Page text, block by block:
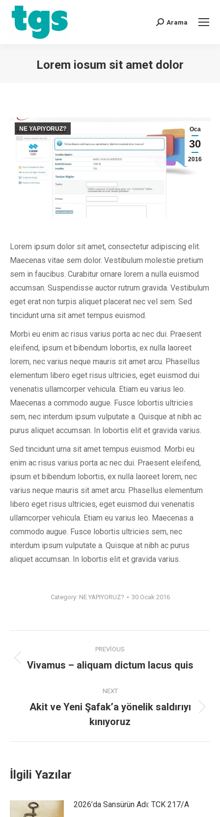
Arama
Lorem iosum sit amet dolor
Oca
30
2016
NE YAPIYORUZ?
Lorem ipsum dolor sit amet, consectetur adipiscing elit.
Maecenas vitae sem dolor. Vestibulum molestie pretium
sem in faucibus. Curabitur ornare lorem a nulla euismod
accumsan. Suspendisse auctor rutrum gravida. Vestibulum
eget erat non turpis aliquet placerat nec vel sem. Sed
tincidunt urna sit amet tempus euismod.
Morbi eu enim ac risus varius porta ac nec dui. Praesent
eleifend, ipsum et bibendum lobortis, ex nulla laoreet
lorem, nec varius neque mauris sit amet arcu. Phasellus
elementum libero eget risus ultricies, eget euismod dui
venenatis ullamcorper vehicula. Etiam eu varius leo.
Maecenas a commodo augue. Fusce lobortis ultricies
sem, nec interdum ipsum vulputate a. Quisque at nibh ac
purus aliquet accumsan. In lobortis elit et gravida varius.
Sed tincidunt urna sit amet tempus euismod. Morbi eu
enim ac risus varius porta ac nec dui. Praesent eleifend,
ipsum et bibendum lobortis, ex nulla laoreet lorem, nec
varius neque mauris sit amet arcu. Phasellus elementum
libero eget risus ultricies, eget euismod dui venenatis
ullamcorper vehicula. Etiam eu varius leo. Maecenas a
commodo augue. Fusce lobortis ultricies sem, nec
interdum ipsum vulputate a. Quisque at nibh ac purus
aliquet accumsan. In lobortis elit et gravida varius.
Category: NE YAPIYORUZ? 30 Ocak 2016
PREVIOUS
Vivamus – aliquam dictum lacus quis
NEXT
Akit ve Yeni Şafak’a yönelik saldırıyı
kınıyoruz
İlgili Yazılar
2026’da Sansürün Adı: TCK 217/A